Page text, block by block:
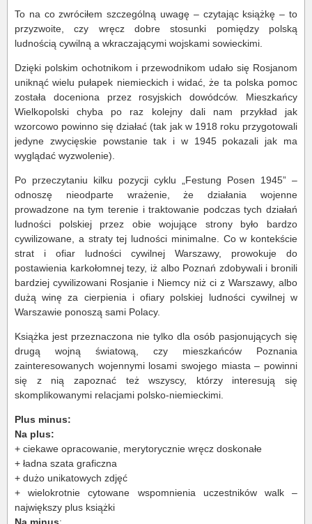
To na co zwróciłem szczególną uwagę – czytając książkę – to
przyzwoite, czy wręcz dobre stosunki pomiędzy polską
ludnością cywilną a wkraczającymi wojskami sowieckimi.
Dzięki polskim ochotnikom i przewodnikom udało się Rosjanom
uniknąć wielu pułapek niemieckich i widać, że ta polska pomoc
została doceniona przez rosyjskich dowódców. Mieszkańcy
Wielkopolski chyba po raz kolejny dali nam przykład jak
wzorcowo powinno się działać (tak jak w 1918 roku przygotowali
jedyne zwycięskie powstanie tak i w 1945 pokazali jak ma
wyglądać wyzwolenie).
Po przeczytaniu kilku pozycji cyklu „Festung Posen 1945” –
odnoszę nieodparte wrażenie, że działania wojenne
prowadzone na tym terenie i traktowanie podczas tych działań
ludności polskiej przez obie wojujące strony było bardzo
cywilizowane, a straty tej ludności minimalne. Co w kontekście
strat i ofiar ludności cywilnej Warszawy, prowokuje do
postawienia karkołomnej tezy, iż albo Poznań zdobywali i bronili
bardziej cywilizowani Rosjanie i Niemcy niż ci z Warszawy, albo
dużą winę za cierpienia i ofiary polskiej ludności cywilnej w
Warszawie ponoszą sami Polacy.
Książka jest przeznaczona nie tylko dla osób pasjonujących się
drugą wojną światową, czy mieszkańców Poznania
zainteresowanych wojennymi losami swojego miasta – powinni
się z nią zapoznać też wszyscy, którzy interesują się
skomplikowanymi relacjami polsko-niemieckimi.
Plus minus:
Na plus:
+ ciekawe opracowanie, merytorycznie wręcz doskonałe
+ ładna szata graficzna
+ dużo unikatowych zdjęć
+ wielokrotnie cytowane wspomnienia uczestników walk –
największy plus książki